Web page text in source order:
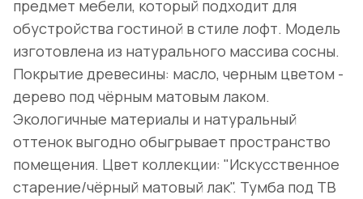
предмет мебели, который подходит для
обустройства гостиной в стиле лофт. Модель
изготовлена из натурального массива сосны.
Покрытие древесины: масло, черным цветом -
дерево под чёрным матовым лаком.
Экологичные материалы и натуральный
оттенок выгодно обыгрывает пространство
помещения. Цвет коллекции: "Искусственное
старение/чёрный матовый лак". Тумба под ТВ